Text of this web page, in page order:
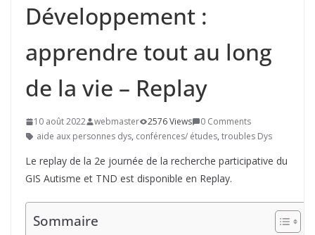
Développement :
apprendre tout au long
de la vie – Replay
10 août 2022 webmaster 2576 Views
0 Comments
aide aux personnes dys, conférences/ études, troubles Dys
Le replay de la 2e journée de la recherche participative du
GIS Autisme et TND est disponible en Replay.
Sommaire